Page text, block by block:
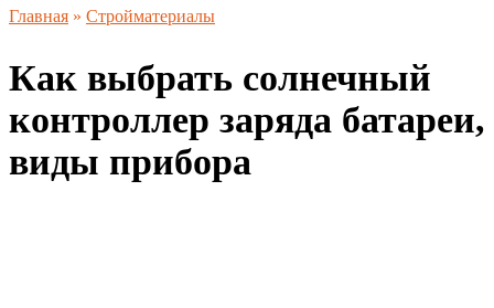
Главная » Стройматериалы
Как выбрать солнечный
контроллер заряда батареи,
виды прибора